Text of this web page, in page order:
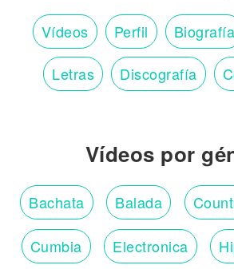
Vídeos Perfil Biografía
Letras Discografía
Vídeos por
Bachata Balada
Cumbia Electronica